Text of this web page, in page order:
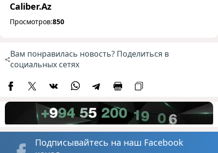
Caliber.Az
Просмотров:850
Вам понравилась новость? Поделиться в
социальных сетях
Подписывайтесь на наш Facebook